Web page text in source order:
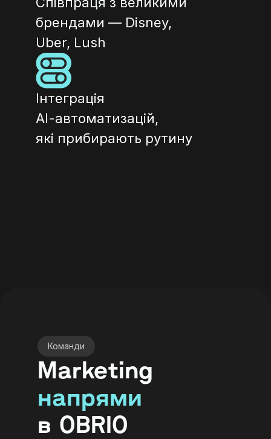
Команди
Marketing
напрями
в OBRIO
брендами — Disney,
Uber, Lush
Інтеграція
АІ-автоматизацій,
які прибирають рутину